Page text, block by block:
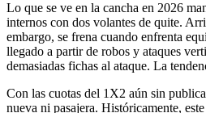
Lo que se ve en la cancha en 2026
internos con dos volantes de quite.
embargo, se frena cuando enfrenta
llegado a partir de robos y ataques
demasiadas fichas al ataque. La
Con las cuotas del 1X2 aún sin
nueva ni pasajera. Históricamente,